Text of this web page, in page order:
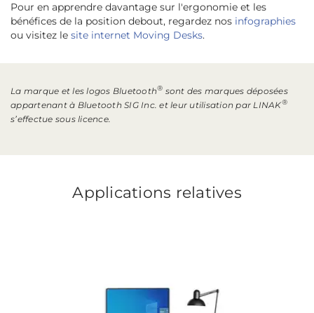
Pour en apprendre davantage sur l'ergonomie et les
bénéfices de la position debout, regardez nos infographies
ou visitez le site internet Moving Desks.
La marque et les logos Bluetooth® sont des marques déposées
appartenant à Bluetooth SIG Inc. et leur utilisation par LINAK®
s’effectue sous licence.
Applications relatives